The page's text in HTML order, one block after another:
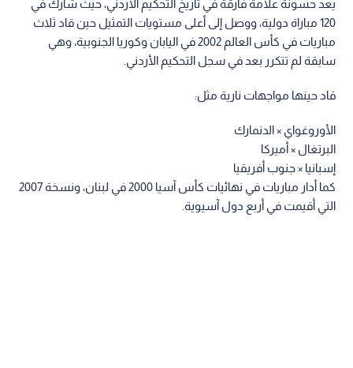
يعد حسونة علامة فارقة في تاريخ التحكيم الأردني، حيث شارك في
120 مباراة دولية، ووصل إلى أعلى مستويات التمثيل حين قاد ثلاث
مباريات في كأس العالم 2002 في اليابان وكوريا الجنوبية، وهي
سابقة لم تتكرر بعد في سجل التحكيم الأردني.
قاد حينها مواجهات نارية مثل:
الأوروغواي × الدنمارك
البرتغال × أميركا
إسبانيا × جنوب أفريقيا
كما أدار مباريات في نهائيات كأس آسيا 2000 في لبنان، ونسخة 2007
التي أقيمت في أربع دول آسيوية.